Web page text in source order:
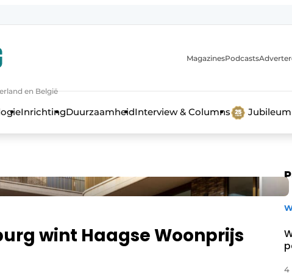
en België
MagazinesPodcasts
InrichtingDuurzaamheidInterview & Columns Jubileum
wint Haagse Woonprijs
4